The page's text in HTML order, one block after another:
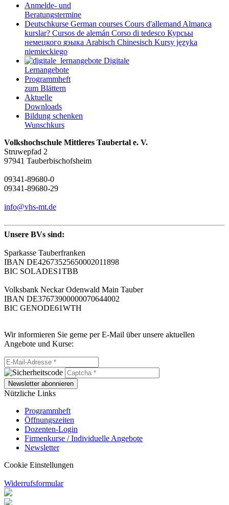
Anmelde- und
Beratungstermine
Deutschkurse German courses Cours d'allemand Almanca
kurslar? Cursos de alemán Corso di tedesco Курсьы
немецкого яэыка Arabisch Chinesisch Kursy języka
niemieckiego
Digitale
Lernangebote
Programmheft
zum Blättern
Aktuelle
Downloads
Bildung schenken
Wunschkurs
Volkshochschule Mittleres Taubertal e. V.
Struwepfad 2
97941 Tauberbischofsheim
09341-89680-0
09341-89680-29
info@vhs-mt.de
Unsere BVs sind:
Sparkasse Tauberfranken
IBAN DE42673525650002011898
BIC SOLADES1TBB
Volksbank Neckar Odenwald Main Tauber
IBAN DE37673900000070644002
BIC GENODE61WTH
Wir informieren Sie gerne per E-Mail über unsere aktuellen
Angebote und Kurse:
Newsletter abonnieren
Nützliche Links
Programmheft
Öffnungszeiten
Dozenten-Login
Firmenkurse / Individuelle Angebote
Newsletter
Cookie Einstellungen
Widerrufsformular